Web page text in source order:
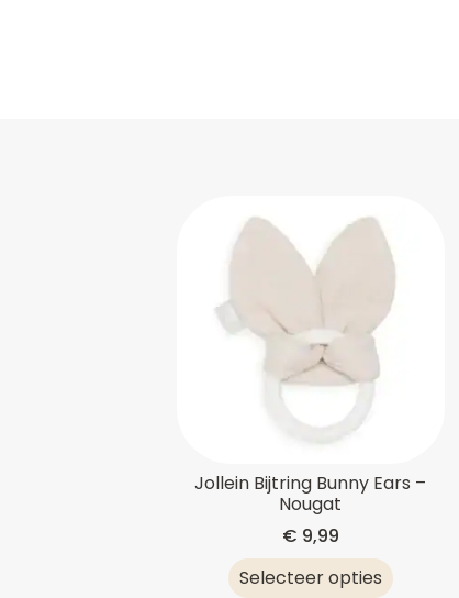
Jollein Bijtring Bunny Ears –
Nougat
€ 9,99
Selecteer opties